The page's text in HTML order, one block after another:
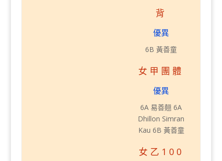
背
優異
6B 黃善童
女甲團體
優異
6A 易善翹 6A
Dhillon Simran
Kau 6B 黃善童
女乙100